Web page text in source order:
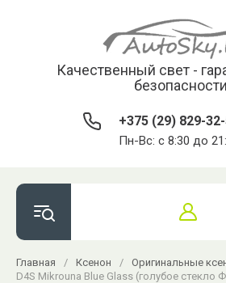
Качественный свет -
безопасности
+375 (29) 829-
Пн-Вс: с 8:30 до
Главная / Ксенон / Оригинальные
D4S Mikrouna Blue Glass (голубое стекло